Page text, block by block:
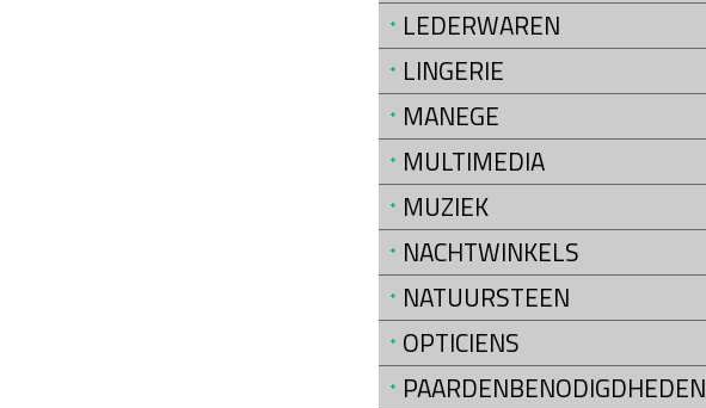
LEDERWAREN
LINGERIE
MANEGE
MULTIMEDIA
MUZIEK
NACHTWINKELS
NATUURSTEEN
OPTICIENS
PAARDENBENODIGDHEDEN